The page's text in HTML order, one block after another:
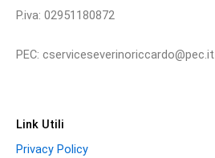
P.iva: 02951180872
PEC: cserviceseverinoriccardo@pec.it
Link Utili
Privacy Policy